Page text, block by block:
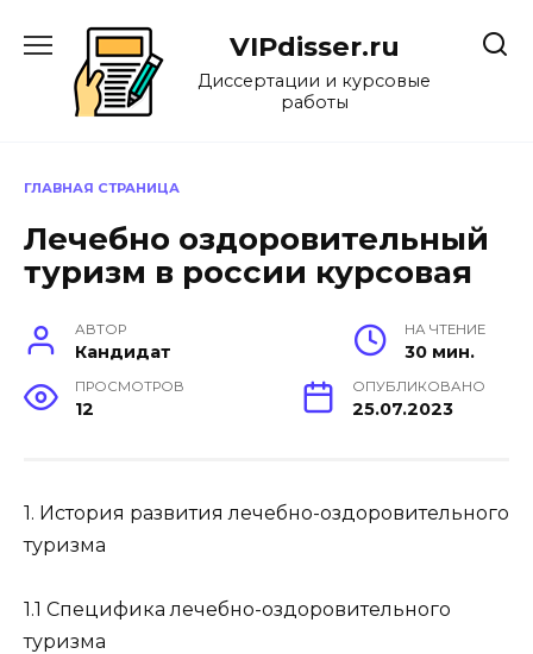
содержанию
VIPdisser.ru
Диссертации и курсовые
работы
ГЛАВНАЯ СТРАНИЦА
Лечебно оздоровительный
туризм в россии курсовая
АВТОР
Кандидат
НА ЧТЕНИЕ
30 мин.
ПРОСМОТРОВ
12
ОПУБЛИКОВАНО
25.07.2023
1. История развития лечебно-оздоровительного
туризма
1.1 Специфика лечебно-оздоровительного
туризма